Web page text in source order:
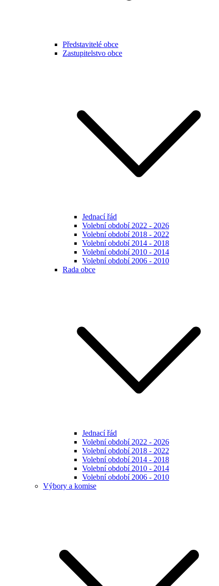
Představitelé obce
Zastupitelstvo obce
Jednací řád
Volební období 2022 - 2026
Volební období 2018 - 2022
Volební období 2014 - 2018
Volební období 2010 - 2014
Volební období 2006 - 2010
Rada obce
Jednací řád
Volební období 2022 - 2026
Volební období 2018 - 2022
Volební období 2014 - 2018
Volební období 2010 - 2014
Volební období 2006 - 2010
Výbory a komise